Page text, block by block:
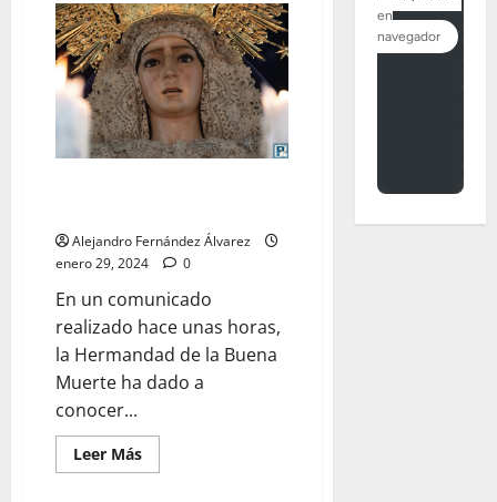
Patrimonio
Musical,
la
web
que
cuida
la
música
procesional,
cumple
vida
Alejandro Fernández Álvarez
enero 29, 2024
0
En un comunicado
realizado hace unas horas,
la Hermandad de la Buena
Muerte ha dado a
conocer...
Leer MásLeer
más